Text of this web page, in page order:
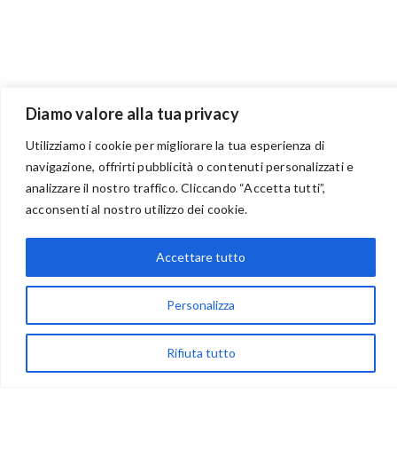
Diamo valore alla tua privacy
Utilizziamo i cookie per migliorare la tua esperienza di
navigazione, offrirti pubblicità o contenuti personalizzati e
analizzare il nostro traffico. Cliccando “Accetta tutti”,
acconsenti al nostro utilizzo dei cookie.
Personalizza
Rifiuta tutto
Accettare tutto
BENVENUTI NEL PORTALE RIVENDITORI
via Acqua delle Noci 12
83024 Monteforte Irpino (AV)
(+39) 081-7777233